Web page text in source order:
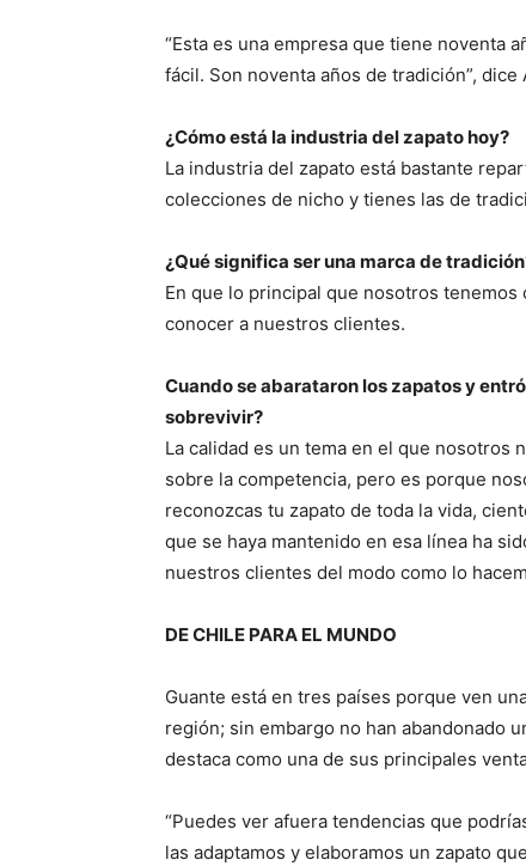
“Esta es una empresa que tiene noventa
fácil. Son noventa años de tradición”, dice
¿Cómo está la industria del zapato hoy?
La industria del zapato está bastante
colecciones de nicho y tienes las de
¿Qué significa ser una marca de
En que lo principal que nosotros
conocer a nuestros clientes.
Cuando se abarataron los zapatos y
sobrevivir?
La calidad es un tema en el que nosotros
sobre la competencia, pero es porque
reconozcas tu zapato de toda la vida,
que se haya mantenido en esa línea ha
nuestros clientes del modo como lo
DE CHILE PARA EL MUNDO
Guante está en tres países porque ven
región; sin embargo no han abandonado
destaca como una de sus principales
“Puedes ver afuera tendencias que
las adaptamos y elaboramos un zapato